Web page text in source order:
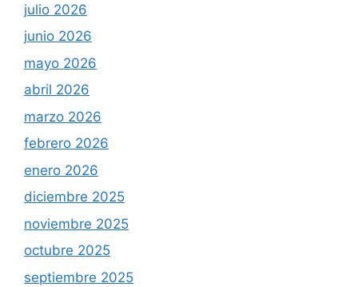
julio 2026
junio 2026
mayo 2026
abril 2026
marzo 2026
febrero 2026
enero 2026
diciembre 2025
noviembre 2025
octubre 2025
septiembre 2025